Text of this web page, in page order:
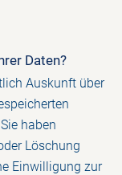
Daten?
Auskunft über
haben
Löschung
Einwilligung zur